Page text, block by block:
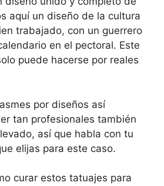
aquí un diseño de la cultura
trabajado, con un guerrero
en el pectoral. Este
puede hacerse por reales
por diseños así
tan profesionales también
así que habla con tu
elijas para este caso.
curar estos tatuajes para